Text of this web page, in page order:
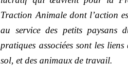
Traction Animale dont l’action
au service des petits paysans
pratiques associées sont les
sol, et des animaux de travail.